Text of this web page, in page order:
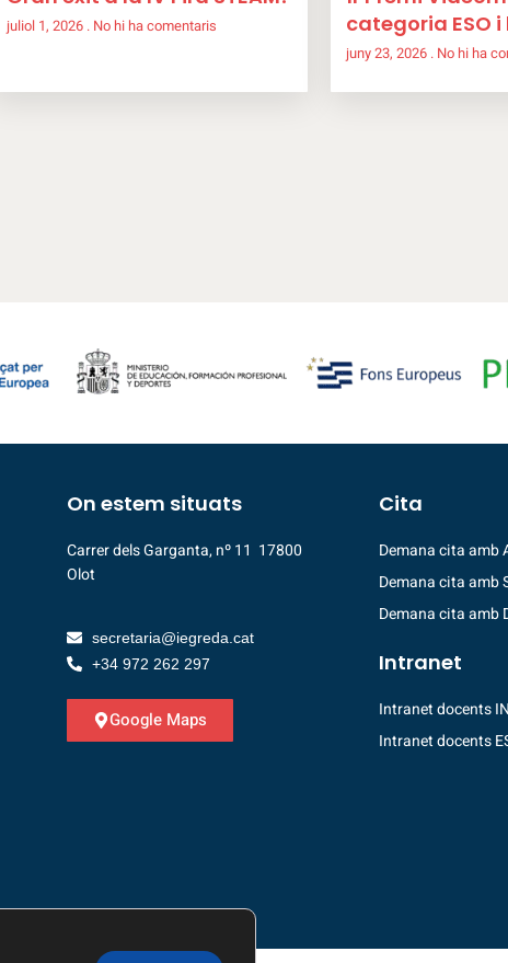
juliol 1, 2026 No hi ha comentaris
categoria ESO
juny 23, 2026 No hi ha
On estem situats
Carrer dels Garganta, nº 11 17800
Olot
secretaria@iegreda.cat
+34 972 262 297
Google Maps
Cita
Demana cita
Demana cita amb
Demana cita amb
Intranet
Intranet docents
Intranet docents